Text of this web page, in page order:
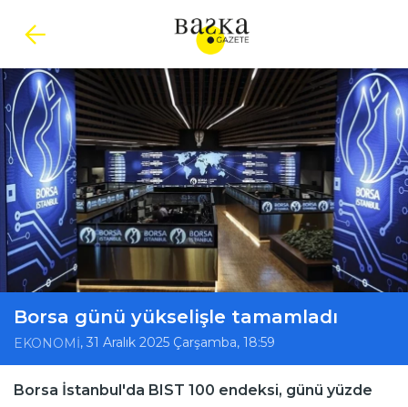
Borsa günü yükselişle tamamladı
EKONOMİ, 31 Aralık 2025 Çarşamba, 18:59
Borsa İstanbul'da BIST 100 endeksi, günü yüzde